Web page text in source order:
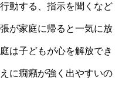
動する、指示を聞くなど
が家庭に帰ると一気に放
は子どもが心を解放でき
に癇癪が強く出やすいの